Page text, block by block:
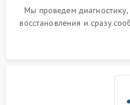
Мы проведем
восстановления и сразу